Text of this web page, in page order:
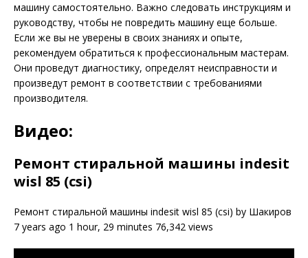
машину самостоятельно. Важно следовать инструкциям и
руководству, чтобы не повредить машину еще больше.
Если же вы не уверены в своих знаниях и опыте,
рекомендуем обратиться к профессиональным мастерам.
Они проведут диагностику, определят неисправности и
произведут ремонт в соответствии с требованиями
производителя.
Видео:
Ремонт стиральной машины indesit
wisl 85 (csi)
Ремонт стиральной машины indesit wisl 85 (csi) by Шакиров
7 years ago 1 hour, 29 minutes 76,342 views